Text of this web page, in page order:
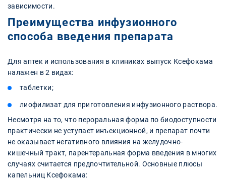
зависимости.
Преимущества инфузионного
способа введения препарата
Для аптек и использования в клиниках выпуск Ксефокама
налажен в 2 видах:
таблетки;
лиофилизат для приготовления инфузионного раствора.
Несмотря на то, что пероральная форма по биодоступности
практически не уступает инъекционной, и препарат почти
не оказывает негативного влияния на желудочно-
кишечный тракт, парентеральная форма введения в многих
случаях считается предпочтительной. Основные плюсы
капельниц Ксефокама: